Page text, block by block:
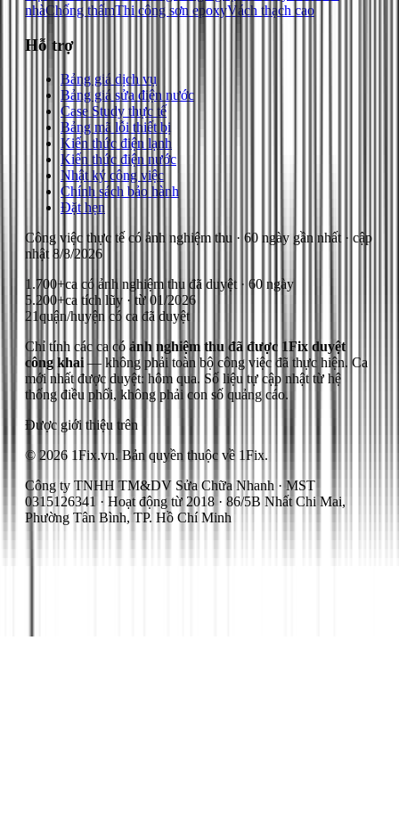
nhàChống thấmThi công sơn epoxyVách thạch cao
Hỗ trợ
Bảng giá dịch vụ
Bảng giá sửa điện nước
Case Study thực tế
Bảng mã lỗi thiết bị
Kiến thức điện lạnh
Kiến thức điện nước
Nhật ký công việc
Chính sách bảo hành
Đặt hẹn
Công việc thực tế có ảnh nghiệm thu · 60 ngày gần nhất· cập
nhật8/8/2026
1.700+ca có ảnh nghiệm thu đã duyệt · 60 ngày
5.200+ca tích lũy · từ 01/2026
21quận/huyện có ca đã duyệt
Chỉ tính các ca có ảnh nghiệm thu đã được 1Fix duyệt
công khai— không phải toàn bộ công việc đã thực hiện. Ca
mới nhất được duyệt: hôm qua. Số liệu tự cập nhật từ hệ
thống điều phối, không phải con số quảng cáo.
Được giới thiệu trên
© 2026 1Fix.vn. Bản quyền thuộc về 1Fix.
Công ty TNHH TM&DV Sửa Chữa Nhanh · MST
0315126341 · Hoạt động từ 2018 · 86/5B Nhất Chi Mai,
Phường Tân Bình, TP. Hồ Chí Minh